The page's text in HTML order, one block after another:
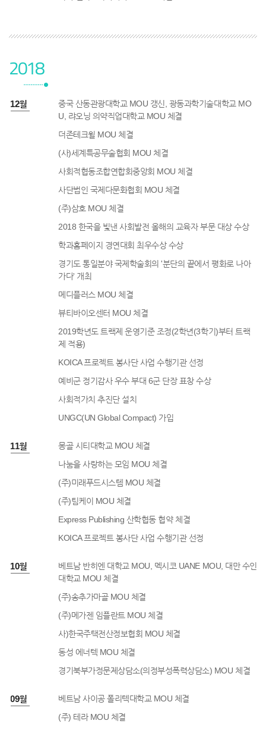
2018
12월
중국 산동관광대학교 MOU 갱신, 광동과학기술대학교 MO
U, 랴오닝 의약직업대학교 MOU 체결
더존테크윌 MOU 체결
(사)세계특공무술협회 MOU 체결
사회적협동조합연합회중앙회 MOU 체결
사단법인 국제다문화협회 MOU 체결
(주)삼호 MOU 체결
2018 한국을 빛낸 사회발전 올해의 교육자 부문 대상 수상
학과홈페이지 경연대회 최우수상 수상
경기도 통일분야 국제학술회의 '분단의 끝에서 평화로 나아
가다' 개최
메디플러스 MOU 체결
뷰티바이오센터 MOU 체결
2019학년도 트랙제 운영기준 조정(2학년(3학기)부터 트랙
제 적용)
KOICA 프로젝트 봉사단 사업 수행기관 선정
예비군 정기감사 우수 부대 6군 단장 표창 수상
사회적가치 추진단 설치
UNGC(UN Global Compact) 가입
11월
몽골 시티대학교 MOU 체결
나눔을 사랑하는 모임 MOU 체결
(주)미래푸드시스템 MOU 체결
(주)팀케이 MOU 체결
Express Publishing 산학협동 협약 체결
KOICA 프로젝트 봉사단 사업 수행기관 선정
10월
베트남 반히엔 대학교 MOU, 멕시코 UANE MOU, 대만 수인
대학교 MOU 체결
(주)송추가마골 MOU 체결
(주)메가젠 임플란트 MOU 체결
사)한국주택전산정보협회 MOU 체결
동성 에너텍 MOU 체결
경기북부가정문제상담소(의정부성폭력상담소) MOU 체결
09월
베트남 사이공 폴리텍대학교 MOU 체결
(주) 테라 MOU 체결